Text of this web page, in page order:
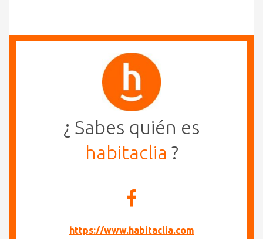
¿ Sabes quién es
habitaclia ?
https://www.habitaclia.com